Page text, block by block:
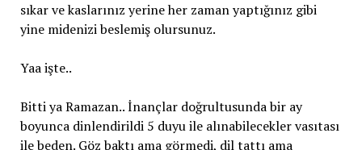
sıkar ve kaslarınız yerine her zaman yaptığınız gibi
yine midenizi beslemiş olursunuz.
Yaa işte..
Bitti ya Ramazan.. İnançlar doğrultusunda bir ay
boyunca dinlendirildi 5 duyu ile alınabilecekler vasıtası
ile beden. Göz baktı ama görmedi, dil tattı ama